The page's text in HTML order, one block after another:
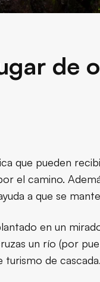
de
que pueden
el camino.
a que se
en un
un río (por
turismo de cascada.